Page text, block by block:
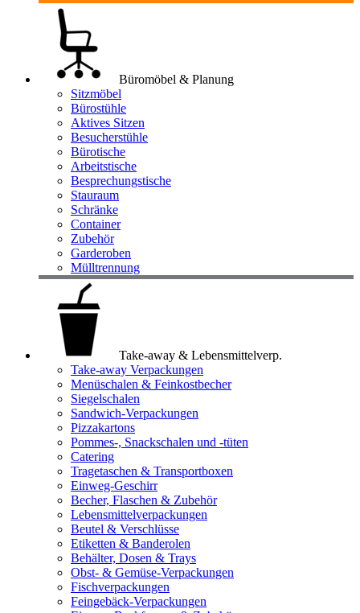
Büromöbel & Planung
Sitzmöbel
Bürostühle
Aktives Sitzen
Besucherstühle
Bürotische
Arbeitstische
Besprechungstische
Stauraum
Schränke
Container
Zubehör
Garderoben
Mülltrennung
Take-away & Lebensmittelverp.
Take-away Verpackungen
Menüschalen & Feinkostbecher
Siegelschalen
Sandwich-Verpackungen
Pizzakartons
Pommes-, Snackschalen und -tüten
Catering
Tragetaschen & Transportboxen
Einweg-Geschirr
Becher, Flaschen & Zubehör
Lebensmittelverpackungen
Beutel & Verschlüsse
Etiketten & Banderolen
Behälter, Dosen & Trays
Obst- & Gemüse-Verpackungen
Fischverpackungen
Feingebäck-Verpackungen